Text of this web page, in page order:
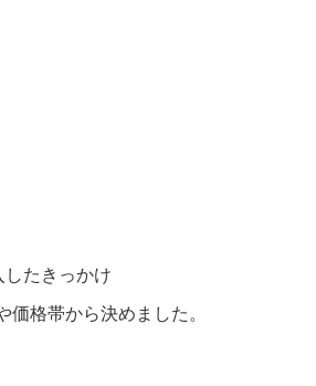
たきっかけ
価格帯から決めました。